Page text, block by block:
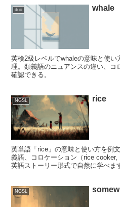
duo whale
英検2級レベルでwhaleの意味と使
理。類義語のニュアンスの違い、コ
確認できる。
NGSL rice
英単語「rice」の意味と使い方を例
義語、コロケーション（rice cooker,
英語ストーリー形式で自然に学べま
NGSL